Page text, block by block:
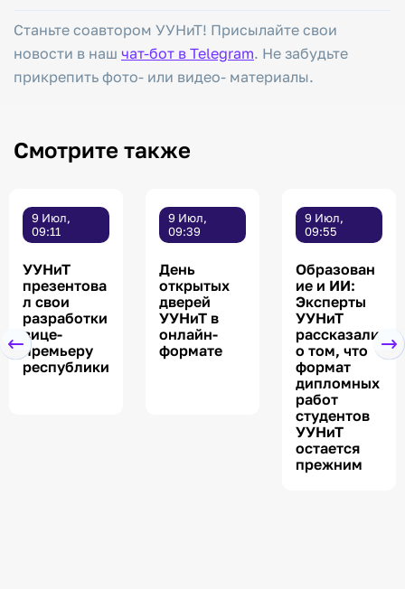
Станьте соавтором УУНиТ! Присылайте свои
новости в наш чат-бот в Telegram. Не забудьте
прикрепить фото- или видео- материалы.
Смотрите также
9 Июл,
09:11
УУНиТ
презентова
л свои
разработки
вице-
премьеру
республики
9 Июл,
09:39
День
открытых
дверей
УУНиТ в
онлайн-
формате
9 Июл,
09:55
Образован
ие и ИИ:
Эксперты
УУНиТ
рассказали
о том, что
формат
дипломных
работ
студентов
УУНиТ
остается
прежним